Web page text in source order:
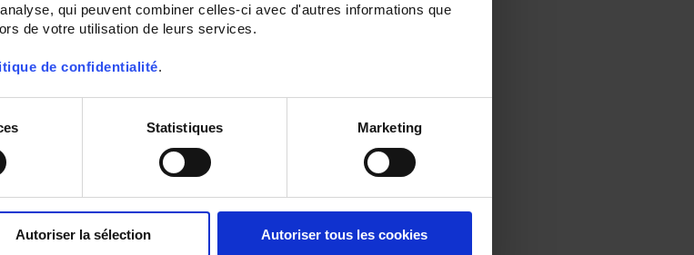
qui peuvent combiner celles-ci avec d'autres informations que
de votre utilisation de leurs services.
de confidentialité.
Statistiques Marketing
Autoriser la sélection Autoriser tous les cookies